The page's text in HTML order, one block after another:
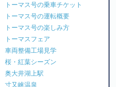
トーマス号の乗車チケット
トーマス号の運転概要
トーマス号の楽しみ方
トーマスフェア
車両整備工場見学
桜・紅葉シーズン
奥大井湖上駅
寸又峡温泉